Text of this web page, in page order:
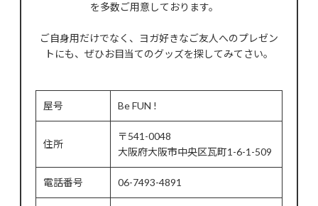
を多数ご用意しております。
ご自身用だけでなく、ヨガ好きなご友人へのプレゼン
トにも、ぜひお目当てのグッズを探してみてさい。
屋号 Be FUN !
住所
〒541-0048
大阪府大阪市中央区瓦町1-6-1-509
電話番号 06-7493-4891